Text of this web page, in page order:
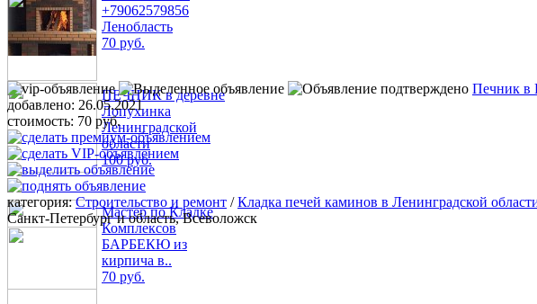
+79062579856
Ленобласть
70 руб.
ПЕЧНИК в деревне
Лопухинка
Ленинградской
области
100 руб.
Мастер по Кладке
Комплексов
БАРБЕКЮ из
кирпича в..
70 руб.
Печник в
добавлено: 26.05.2021
стоимость: 70 руб.
категория:Строительство и ремонт /Кладка печей каминов в Ленинградской
Санкт-Петербург и область, Всеволожск